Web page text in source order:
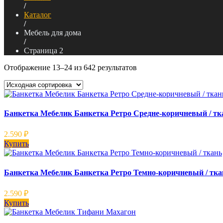
/
Каталог
/
Мебель для дома
/
Страница 2
Отображение 13–24 из 642 результатов
Банкетка Мебелик Банкетка Ретро Средне-коричневый /
2.590 ₽
Купить
Банкетка Мебелик Банкетка Ретро Темно-коричневый /
2.590 ₽
Купить